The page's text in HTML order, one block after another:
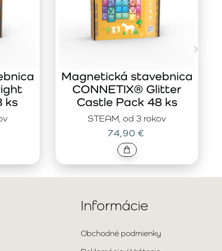
ks
STEAM, od 3 rokov
Magnetická stavebnica
CONNETIX® Glitter
Castle Pack 48 ks
74,90 €
Informácie
Obchodné podmienky